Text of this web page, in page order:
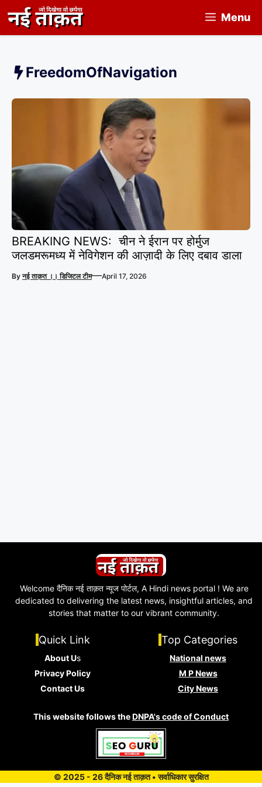
to
content
Menu
FreedomOfNavigation
BREAKING NEWS: चीन ने ईरान पर होर्मुज
जलडमरूमध्य में नेविगेशन की आज़ादी के लिए दबाव डाला
Byनई ताक़त ।। डिजिटल टीम—April 17, 2026
Welcome दैनिक नई ताक़त न्यूज पोर्टल, A Hindi news portal ! We are
dedicated to delivering the latest news, insightful articles, and
stories that matter to our vibrant community.
Quick Link
About Us
Privacy Policy
Contact Us
Top Categories
National news
M P News
City News
This website follows theDNPA's code of Conduct
© 2025 - 26 दैनिक नई ताक़त • सर्वाधिकार सुरक्षित